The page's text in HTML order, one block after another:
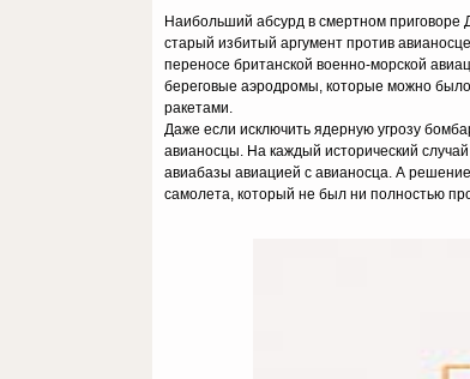
Наибольший абсурд в смертном приговоре
старый избитый аргумент против
переносе британской военно-морской
береговые аэродромы, которые можно
ракетами.
Даже если исключить ядерную угрозу
авианосцы. На каждый исторический
авиабазы авиацией с авианосца. А
самолета, который не был ни полностью